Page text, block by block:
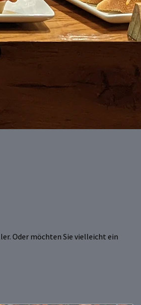
Oder möchten Sie vielleicht ein